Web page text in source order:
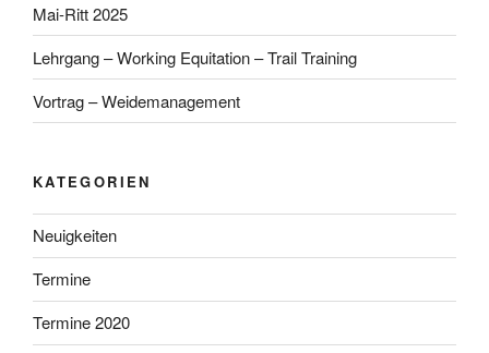
Mai-Ritt 2025
Lehrgang – Working Equitation – Trail Training
Vortrag – Weidemanagement
KATEGORIEN
Neuigkeiten
Termine
Termine 2020